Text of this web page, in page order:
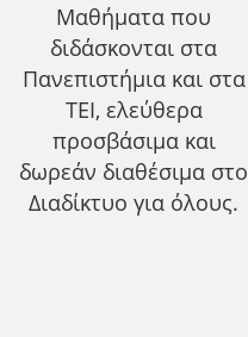
Μαθήματα που
διδάσκονται στα
Πανεπιστήμια και στα
ΤΕΙ, ελεύθερα
προσβάσιμα και
δωρεάν διαθέσιμα στο
Διαδίκτυο για όλους.